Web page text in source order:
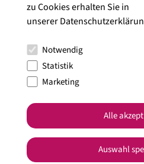
Kommentar
zu Cookies erhalten Sie in
unserer
Notwendig
Statistik
Marketing
Auswahl
Alle